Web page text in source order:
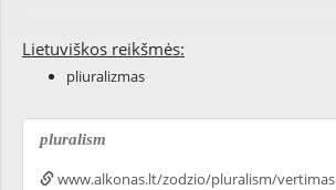
Lietuviškos reikšmės:
pliuralizmas
pluralism
www.alkonas.lt/zodzio/pluralism/vertimas